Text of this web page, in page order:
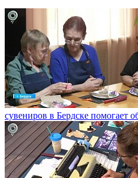
сувениров в Бердске помогает